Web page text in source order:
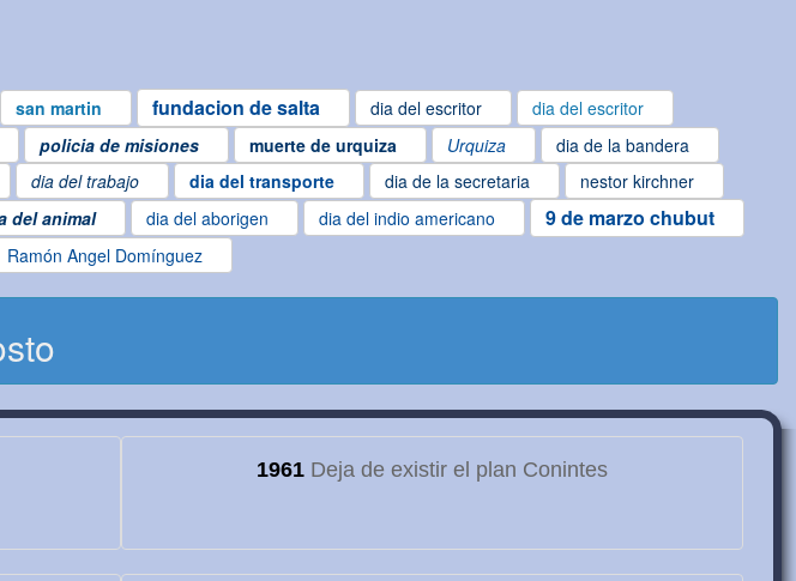
san martin fundacion de salta dia del escritor
dia del escritor
policia de misiones muerte de urquiza Urquiza
dia de la bandera
dia del trabajo dia del transporte dia de la secretaria
nestor kirchner
del animal dia del aborigen dia del indio americano 9 de marzo chubut
Ramón Angel Domínguez
1961Deja de existir el plan Conintes